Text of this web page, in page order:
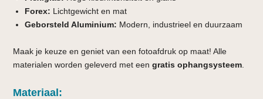
Forex: Lichtgewicht en mat
Geborsteld Aluminium: Modern, industrieel en duurzaam
Maak je keuze en geniet van een fotoafdruk op maat! Alle
materialen worden geleverd met eengratis ophangsysteem
Materiaal